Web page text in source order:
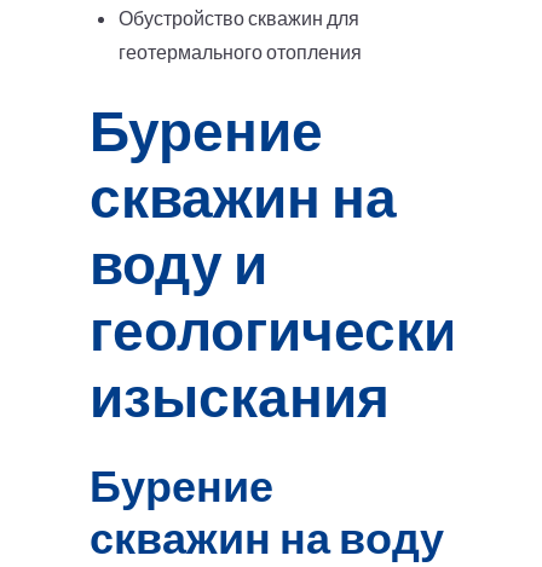
Обустройство скважин для
геотермального отопления
Бурение
скважин на
воду и
геологические
изыскания
Бурение
скважин на воду